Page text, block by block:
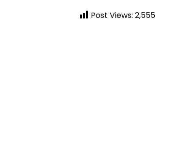
Post Views: 2,555